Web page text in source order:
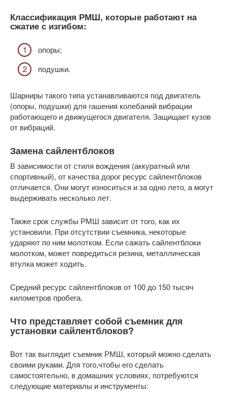
Классификация РМШ, которые работают на
сжатие с изгибом:
опоры;
подушки.
Шарниры такого типа устанавливаются под двигатель
(опоры, подушки) для гашения колебаний вибрации
работающего и движущегося двигателя. Защищает кузов
от вибраций.
Замена сайлентблоков
В зависимости от стиля вождения (аккуратный или
спортивный), от качества дорог ресурс сайлентблоков
отличается. Они могут износиться и за одно лето, а могут
выдерживать несколько лет.
Также срок службы РМШ зависит от того, как их
установили. При отсутствии съемника, некоторые
ударяют по ним молотком. Если сажать сайлентблоки
молотком, может повредиться резина, металлическая
втулка может ходить.
Средний ресурс сайлентблоков от 100 до 150 тысяч
километров пробега.
Что представляет собой съемник для
установки сайлентблоков?
Вот так выглядит съемник РМШ, который можно сделать
своими руками. Для того,чтобы его сделать
самостоятельно, в домашних условиях, потребуются
следующие материалы и инструменты: